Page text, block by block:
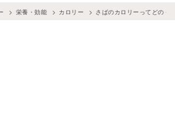
栄養・効能 カロリー さばのカロリーってどのく